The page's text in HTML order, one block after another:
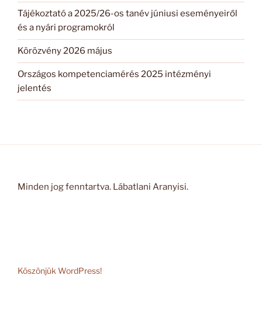
Tájékoztató a 2025/26-os tanév júniusi eseményeiről
és a nyári programokról
Körözvény 2026 május
Országos kompetenciamérés 2025 intézményi
jelentés
Minden jog fenntartva. Lábatlani Aranyisi.
Köszönjük WordPress!